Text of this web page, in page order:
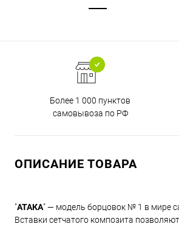
Более 1 000 пунктов
самовывоза по РФ
ОПИСАНИЕ ТОВАРА
"АТАКА" — модель борцовок № 1 в мире
Вставки сетчатого композита